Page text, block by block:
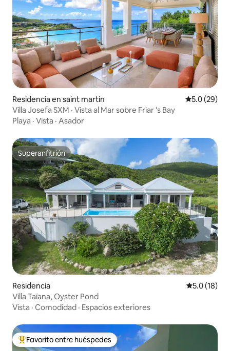
Residencia en saint martin Calificación
5.0 (29)
Villa Josefa SXM · Vista al Mar sobre Friar 's Bay
Playa · Vista · Asador
Superanfitrión
Superanfitrión
Residencia Calificación
5.0 (18)
Villa Taïana, Oyster Pond
Vista · Comodidad · Espacios exteriores
De los mejores en Favorito entre huéspedes
Favorito entre huéspedes